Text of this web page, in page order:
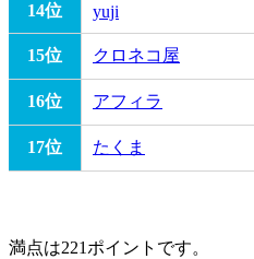
14位 yuji
15位 クロネコ屋
16位 アフィラ
17位 たくま
満点は221ポイントです。